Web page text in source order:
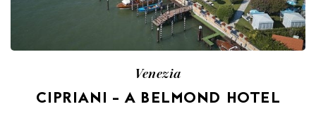
Venezia
CIPRIANI – A BELMOND HOTEL